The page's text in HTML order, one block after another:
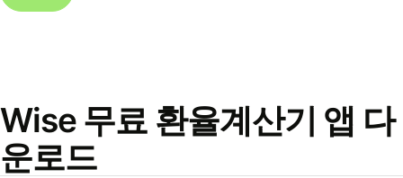
Wise 무료 환율계산기 앱 다
운로드